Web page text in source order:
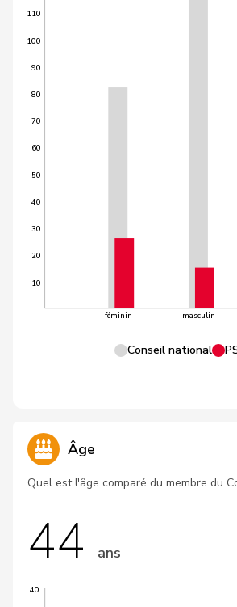
10
20
30
40
50
60
70
80
90
100
110
féminin masculin
Conseil national
Âge
Quel est l'âge comparé du membre du
44 ans
40